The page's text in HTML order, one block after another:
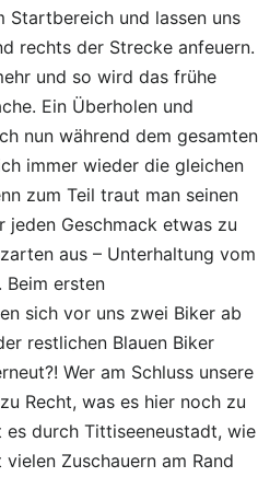
Startbereich und lassen uns
rechts der Strecke anfeuern.
und so wird das frühe
Ein Überholen und
nun während dem gesamten
immer wieder die gleichen
zum Teil traut man seinen
jeden Geschmack etwas zu
aus – Unterhaltung vom
Beim ersten
sich vor uns zwei Biker ab
restlichen Blauen Biker
Wer am Schluss unsere
Recht, was es hier noch zu
es durch Tittiseeneustadt, wie
Zuschauern am Rand